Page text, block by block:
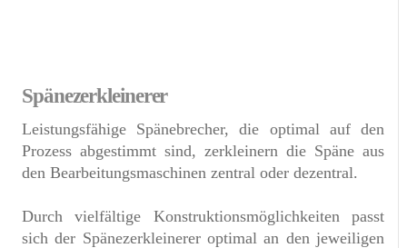
Spänezerkleinerer
Leistungsfähige Spänebrecher, die optimal auf den
Prozess abgestimmt sind, zerkleinern die Späne aus
den Bearbeitungsmaschinen zentral oder dezentral.
Durch vielfältige Konstruktionsmöglichkeiten passt
sich der Spänezerkleinerer optimal an den jeweiligen